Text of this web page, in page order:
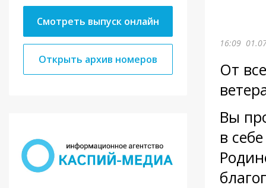
Смотреть выпуск онлайн
Открыть архив номеров
16:09
От
Вы
в